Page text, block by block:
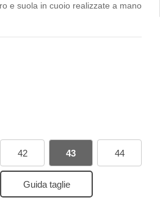
e suola in cuoio realizzate a mano
42 43 44
Guida taglie